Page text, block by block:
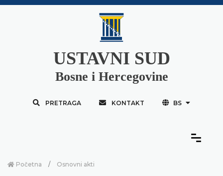
USTAVNI SUD
Bosne i Hercegovine
PRETRAGA KONTAKT BS
Početna Osnovni akti